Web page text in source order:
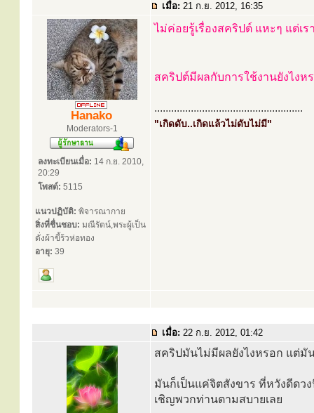
เมื่อ: 21 ก.ย. 2012, 16:35
Hanako
Moderators-1
ลงทะเบียนเมื่อ: 14 ก.ย. 2010,
20:29
โพสต์: 5115
แนวปฏิบัติ: พิจารณากาย
สิ่งที่ชื่นชอบ: มณีรัตน์,พระผู้เป็น
ดั่งผ้าขี้ร้วห่อทอง
อายุ: 39
ไม่ค่อยรู้เรื่องสคริปต์ แหะๆ แต่
สคริปต์มีผลกับการใช้งานยังไงห
.....................................................
"เกิดดับ..เกิดแล้วไม่ดับไม่มี"
เมื่อ: 22 ก.ย. 2012, 01:42
สคริปมันไม่มีผลยังไงหรอก แต่
มันก็เป็นแค่จิตสังขาร ที่หวังดีดว
เชิญพวกท่านตามสบายเลย